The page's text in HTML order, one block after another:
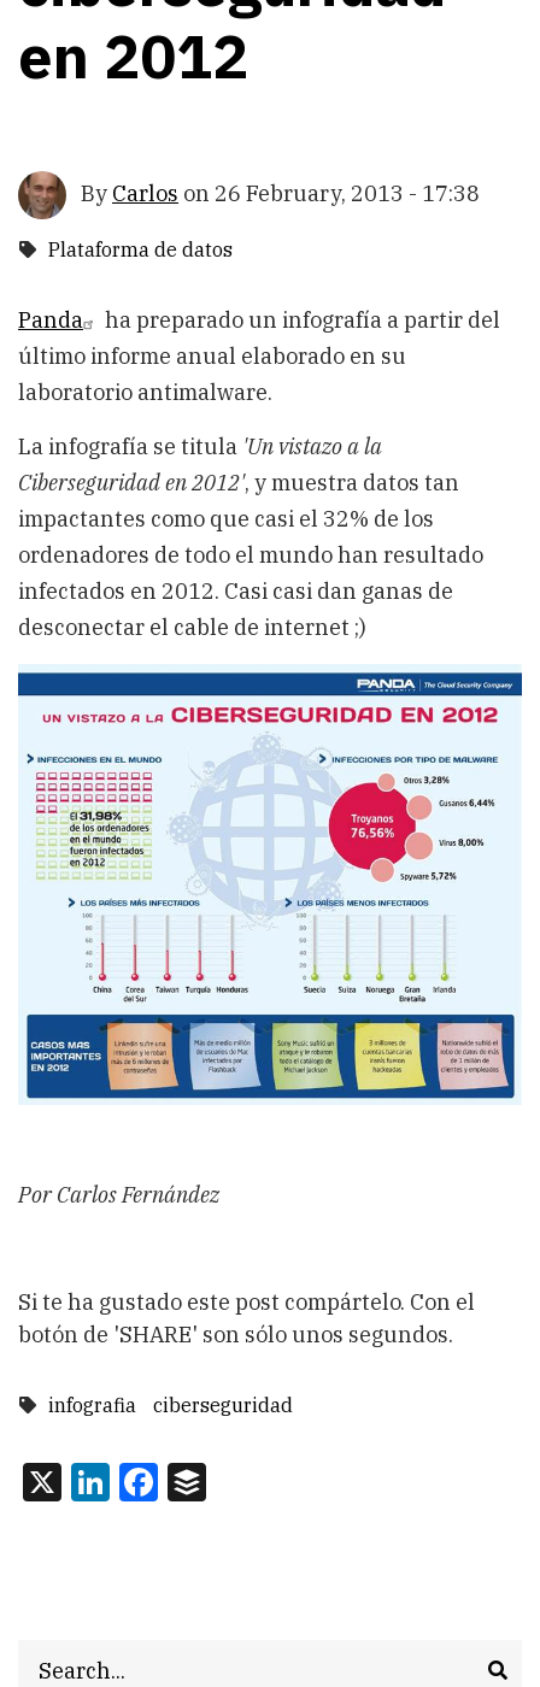
en 2012
By Carlos on 26 February, 2013 - 17:38
Plataforma de datos
Panda
ha preparado un infografía a partir del
último informe anual elaborado en su
laboratorio antimalware.
La infografía se titula 'Un vistazo a la
Ciberseguridad en 2012', y muestra datos tan
impactantes como que casi el 32% de los
ordenadores de todo el mundo han resultado
infectados en 2012. Casi casi dan ganas de
desconectar el cable de internet ;)
Por Carlos Fernández
Si te ha gustado este post compártelo. Con el
botón de 'SHARE' son sólo unos segundos.
infografia ciberseguridad
X LinkedIn
Facebook